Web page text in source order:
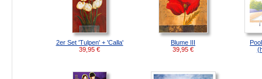
2er Set 'Tulpen' + 'Calla'
39,95 €
Blume III
39,95 €